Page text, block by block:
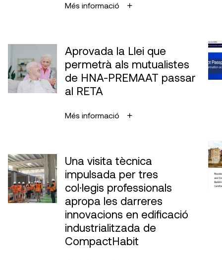
Més informació
Aprovada la Llei que
permetrà als mutualistes
de HNA-PREMAAT passar
al RETA
Més informació
Una visita tècnica
impulsada per tres
col·legis professionals
apropa les darreres
innovacions en edificació
industrialitzada de
CompactHabit